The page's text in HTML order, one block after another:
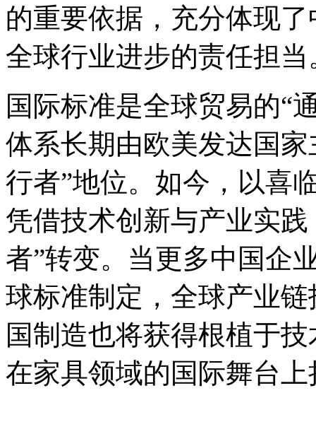
的重要依据，充分体现
全球行业进步的责任担当
国际标准是全球贸易的“
体系长期由欧美发达国
行者”地位。如今，以喜
凭借技术创新与产业实
者”转变。当更多中国企
球标准制定，全球产业
国制造也将获得根植于
在家具领域的国际舞台